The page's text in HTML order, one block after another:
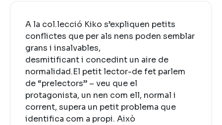
A la col.lecció Kiko s’expliquen petits
conflictes que per als nens poden semblar
grans i insalvables,
desmitificant i concedint un aire de
normalidad.El petit lector-de fet parlem
de “prelectors” – veu que el
protagonista, un nen com ell, normal i
corrent, supera un petit problema que
identifica com a propi. Això